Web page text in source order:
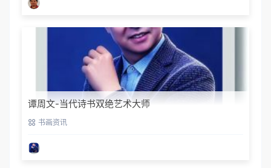
谭周文-当代诗书双绝艺术大师
书画资讯